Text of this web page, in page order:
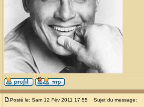
Posté le: Sam 12 Fév 2011 17:55 Sujet du message: